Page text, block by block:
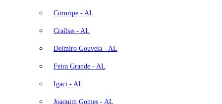
Coruripe - AL
Craíbas - AL
Delmiro Gouveia - AL
Feira Grande - AL
Igaci - AL
Joaquim Gomes - AL